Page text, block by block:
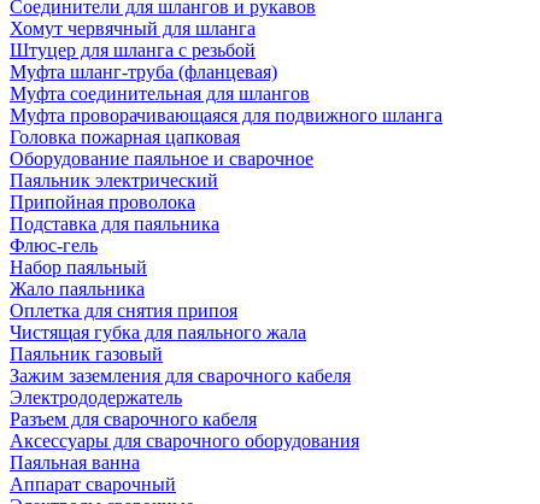
Соединители для шлангов и рукавов
Хомут червячный для шланга
Штуцер для шланга с резьбой
Муфта шланг-труба (фланцевая)
Муфта соединительная для шлангов
Муфта проворачивающаяся для подвижного шланга
Головка пожарная цапковая
Оборудование паяльное и сварочное
Паяльник электрический
Припойная проволока
Подставка для паяльника
Флюс-гель
Набор паяльный
Жало паяльника
Оплетка для снятия припоя
Чистящая губка для паяльного жала
Паяльник газовый
Зажим заземления для сварочного кабеля
Электрододержатель
Разъем для сварочного кабеля
Аксессуары для сварочного оборудования
Паяльная ванна
Аппарат сварочный